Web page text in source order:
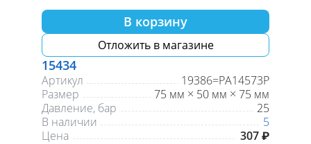
В корзину
Отложить в магазине
15434
Артикул
19386=PA14573P
Размер
75 мм × 50 мм × 75 мм
Давление, бар
25
В наличии
5
Цена
307 ₽